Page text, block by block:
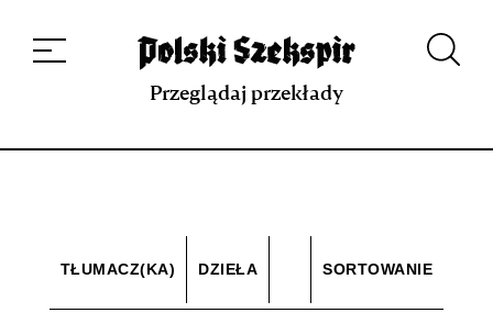
projekcie
Kontakt Indeks strony Aplikacja
Repozytorium XIX w.
Przeglądaj przekłady
TŁUMACZ(KA) DZIEŁA SORTOWANIE